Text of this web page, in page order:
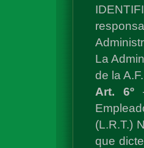
La
de la
Art. 6º
(L.R.T.)
que